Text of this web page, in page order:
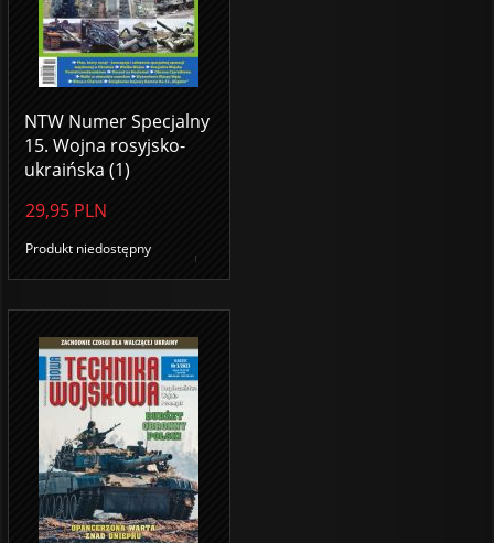
NTW Numer Specjalny
15. Wojna rosyjsko-
ukraińska (1)
29,95 PLN
Produkt niedostępny